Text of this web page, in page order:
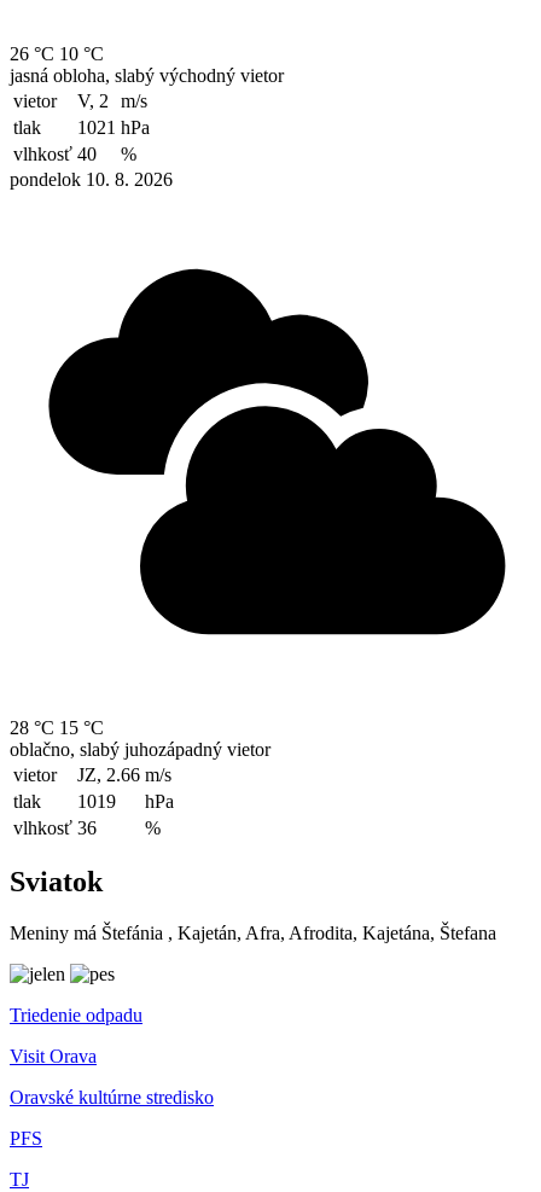
26 °C 10 °C
jasná obloha, slabý východný vietor
vietor
V, 2
m/s
tlak
1021 hPa
vlhkosť 40
%
pondelok 10. 8. 2026
28 °C 15 °C
oblačno, slabý juhozápadný vietor
vietor
JZ, 2.66 m/s
tlak
1019
hPa
vlhkosť 36 %
Sviatok
Meniny má Štefánia , Kajetán, Afra, Afrodita, Kajetána, Štefana
Triedenie odpadu
Visit Orava
Oravské kultúrne stredisko
PFS
TJ